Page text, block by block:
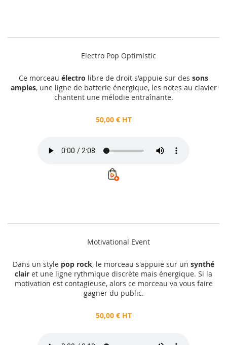
Electro Pop Optimistic
Ce morceau électro libre de droit s'appuie sur des sons
amples, une ligne de batterie énergique, les notes au clavier
chantent une mélodie entraînante.
50,00 € HT
Motivational Event
Dans un style pop rock, le morceau s'appuie sur un synthé
clair et une ligne rythmique discrète mais énergique. Si la
motivation est contagieuse, alors ce morceau va vous faire
gagner du public.
50,00 € HT